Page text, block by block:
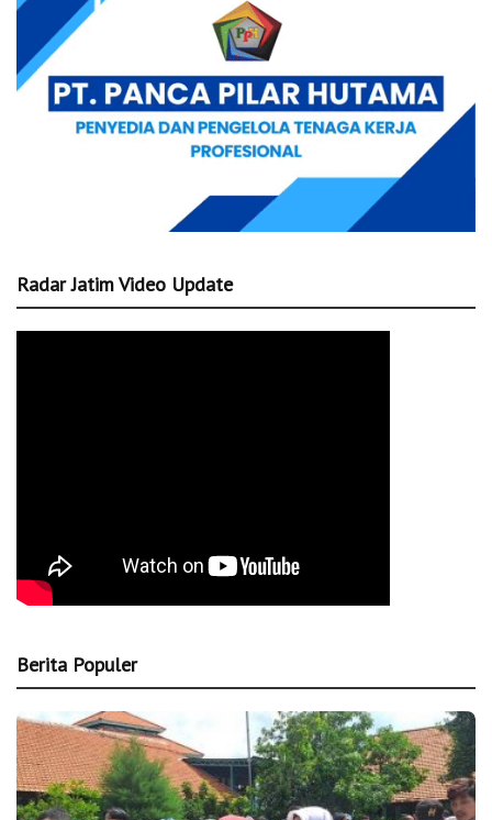
Radar Jatim Video Update
Berita Populer